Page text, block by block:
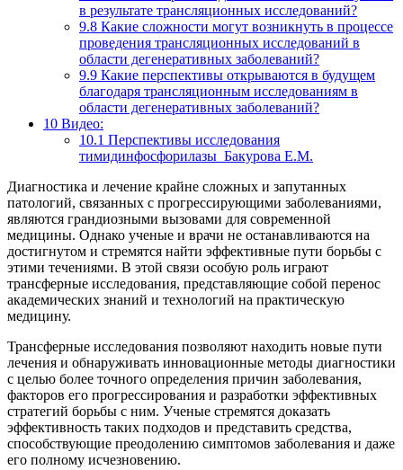
в результате трансляционных исследований?
9.8 Какие сложности могут возникнуть в процессе
проведения трансляционных исследований в
области дегенеративных заболеваний?
9.9 Какие перспективы открываются в будущем
благодаря трансляционным исследованиям в
области дегенеративных заболеваний?
10 Видео:
10.1 Перспективы исследования
тимидинфосфорилазы_Бакурова Е.М.
Диагностика и лечение крайне сложных и запутанных
патологий, связанных с прогрессирующими заболеваниями,
являются грандиозными вызовами для современной
медицины. Однако ученые и врачи не останавливаются на
достигнутом и стремятся найти эффективные пути борьбы с
этими течениями. В этой связи особую роль играют
трансферные исследования, представляющие собой перенос
академических знаний и технологий на практическую
медицину.
Трансферные исследования позволяют находить новые пути
лечения и обнаруживать инновационные методы диагностики
с целью более точного определения причин заболевания,
факторов его прогрессирования и разработки эффективных
стратегий борьбы с ним. Ученые стремятся доказать
эффективность таких подходов и представить средства,
способствующие преодолению симптомов заболевания и даже
его полному исчезновению.